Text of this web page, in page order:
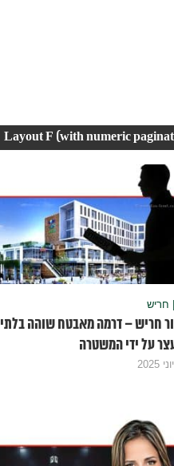
Layout F (with numeric
חריש
חריש – דרמה מאבטח שוהה בלתי
על ידי המשטרה